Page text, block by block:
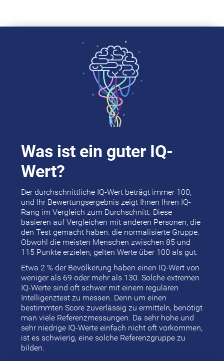
Was ist ein guter IQ-
Wert?
Der durchschnittliche IQ-Wert beträgt immer 100,
und Ihr Bewertungsergebnis zeigt Ihnen Ihren IQ-
Rang im Vergleich zum Durchschnitt. Diese
basieren auf Vergleichen mit anderen Personen, die
den Test gemacht haben: die normalisierte Gruppe.
Obwohl die meisten Menschen zwischen 85 und
115 Punkte erzielen, gelten Werte über 100 als gut.
Etwa 2 % der Bevölkerung haben einen IQ-Wert von
weniger als 69 oder mehr als 130. Solche extremen
IQ-Werte sind oft schwer mit einem regulären
Intelligenztest zu messen. Denn um einen
bestimmten Score zuverlässig zu ermitteln, benötigt
man viele Referenzmessungen. Da sehr hohe und
sehr niedrige IQ-Werte einfach nicht oft vorkommen,
ist es schwierig, eine solche Referenzgruppe zu
bilden.